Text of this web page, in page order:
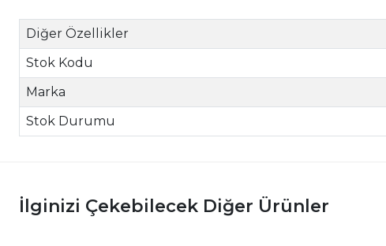
Diğer Özellikler
Stok Kodu
Marka
Stok Durumu
İlginizi Çekebilecek Diğer Ürünler